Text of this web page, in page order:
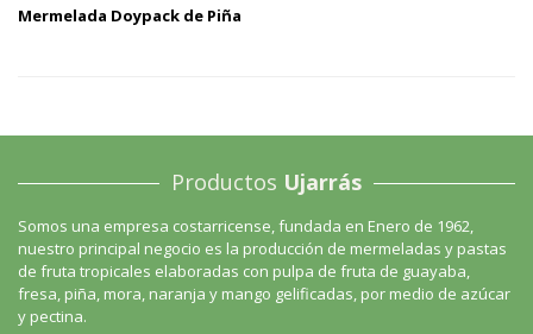
Mermelada Doypack de Piña
Productos Ujarrás
Somos una empresa costarricense, fundada en Enero de 1962,
nuestro principal negocio es la producción de mermeladas y pastas
de fruta tropicales elaboradas con pulpa de fruta de guayaba,
fresa, piña, mora, naranja y mango gelificadas, por medio de azúcar
y pectina.